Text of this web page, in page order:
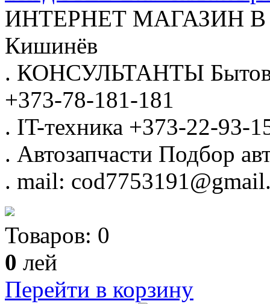
ИНТЕРНЕТ МАГАЗИН
Кишинёв
. КОНСУЛЬТАНТЫ
+373-78-181-181
. IT-техника +373-22-93-
. Автозапчасти Подбор
. mail:
Товаров: 0
0 лей
Перейти в корзину